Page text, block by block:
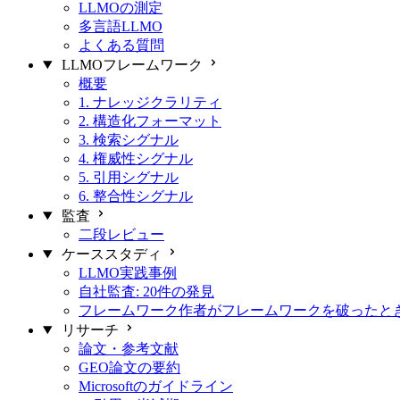
LLMOの測定
多言語LLMO
よくある質問
LLMOフレームワーク
概要
1. ナレッジクラリティ
2. 構造化フォーマット
3. 検索シグナル
4. 権威性シグナル
5. 引用シグナル
6. 整合性シグナル
監査
二段レビュー
ケーススタディ
LLMO実践事例
自社監査: 20件の発見
フレームワーク作者がフレームワークを破ったと
リサーチ
論文・参考文献
GEO論文の要約
Microsoftのガイドライン